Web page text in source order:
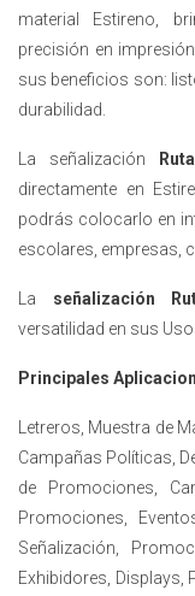
material Estireno,
precisión en
sus beneficios son:
durabilidad.
La señalización
directamente en
podrás colocarlo en
escolares, empresas,
La señalización
versatilidad en sus
Principales
Letreros, Muestra de
Campañas Políticas,
de Promociones,
Promociones,
Señalización,
Exhibidores, Displays,